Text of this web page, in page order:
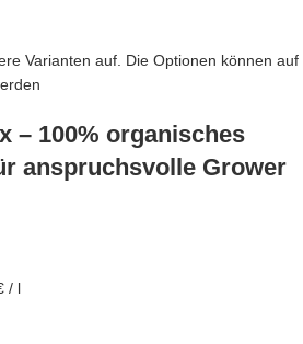
Varianten auf. Die Optionen können auf
– 100% organisches
anspruchsvolle Grower
/ l